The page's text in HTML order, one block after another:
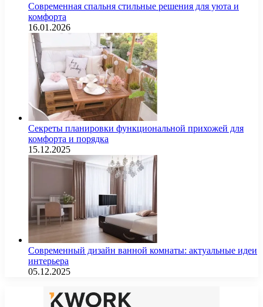
Современная спальня стильные решения для уюта и
комфорта
16.01.2026
Секреты планировки функциональной прихожей для
комфорта и порядка
15.12.2025
Современный дизайн ванной комнаты: актуальные идеи
интерьера
05.12.2025